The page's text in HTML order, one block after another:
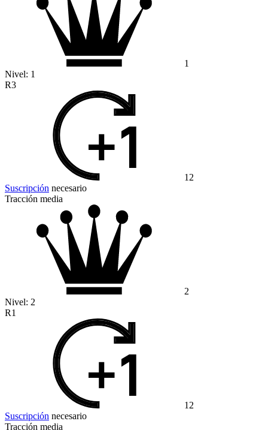
1
Nivel: 1
R3
12
Suscripción necesario
Tracción media
2
Nivel: 2
R1
12
Suscripción necesario
Tracción media